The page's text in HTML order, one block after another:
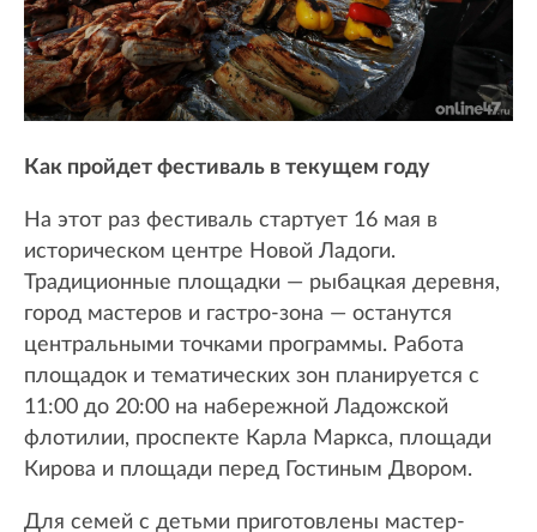
Как пройдет фестиваль в текущем году
На этот раз фестиваль стартует 16 мая в
историческом центре Новой Ладоги.
Традиционные площадки — рыбацкая деревня,
город мастеров и гастро-зона — останутся
центральными точками программы. Работа
площадок и тематических зон планируется с
11:00 до 20:00 на набережной Ладожской
флотилии, проспекте Карла Маркса, площади
Кирова и площади перед Гостиным Двором.
Для семей с детьми приготовлены мастер-